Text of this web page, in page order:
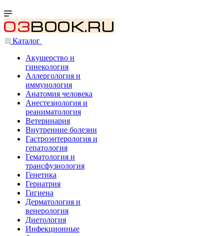
Каталог
Акушерство и
гинекология
Аллергология и
иммунология
Анатомия человека
Анестезиология и
реаниматология
Ветеринария
Внутренние болезни
Гастроэнтерология и
гепатология
Гематология и
трансфузиология
Генетика
Гериатрия
Гигиена
Дерматология и
венерология
Диетология
Инфекционные